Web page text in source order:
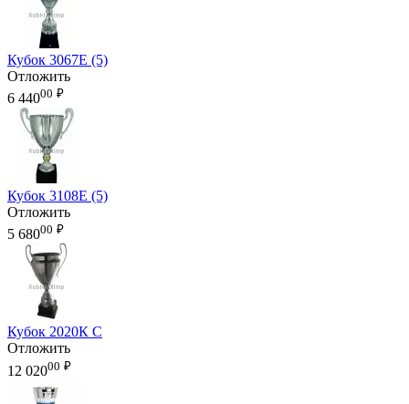
Кубок 3067E (5)
Отложить
6 44000 ₽
Кубок 3108E (5)
Отложить
5 68000 ₽
Кубок 2020К С
Отложить
12 02000 ₽